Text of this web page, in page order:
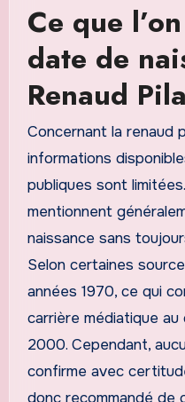
Ce que
date de
Renaud Pila
Concernant la renaud
informations
publiques sont
mentionnent
naissance sans
Selon certaines
années 1970, ce qui
carrière médiatique
2000. Cependant,
confirme avec
donc recommandé de